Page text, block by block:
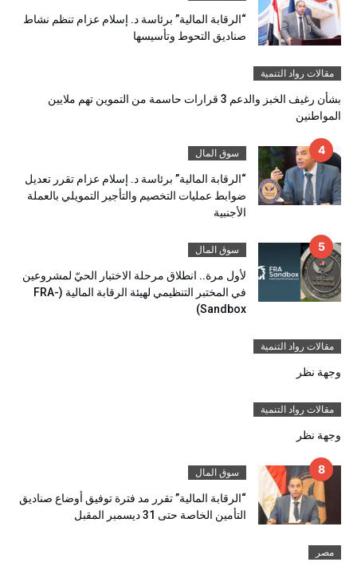
“الرقابة المالية” برئاسة د. إسلام عزام تنظم نشاط
صناديق التحوط وتأسيسها
مقالات رواد التنمية
بشأن رغيف الخبز والدعم 3 قرارات حاسمة من التموين تهم ملايين
المواطنين
سوق المال
“الرقابة المالية” برئاسة د. إسلام عزام تقرر تعديل
ضوابط عمليات التخصيم والتأجير التمويلي بالعملة
الأجنبية
سوق المال
لأول مرة.. انطلاق مرحلة الاختبار الحيّ لمشروعين
في المختبر التنظيمي لهيئة الرقابة المالية (FRA-
Sandbox)
مقالات رواد التنمية
وجهة نظر
مقالات رواد التنمية
وجهة نظر
سوق المال
“الرقابة المالية” تقرر مد فترة توفيق أوضاع صناديق
التأمين الخاصة حتى 31 ديسمبر المقبل
مصر